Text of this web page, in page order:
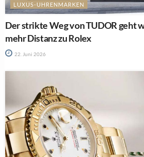
LUXUS-UHRENMARKEN
Der strikte Weg von TUDOR geht
mehr Distanz zu Rolex
22. Juni 2026